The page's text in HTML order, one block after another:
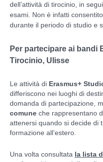
dell’attività di tirocinio, in
esami. Non è infatti
durante il periodo di studio e
Per partecipare ai bandi
Tirocinio, Ulisse
Le attività di Erasmus+
differiscono nei luoghi di
domanda di partecipazione,
comune che rappresentano
attenersi quando si decide di
formazione all’estero.
Una volta consultata la lista